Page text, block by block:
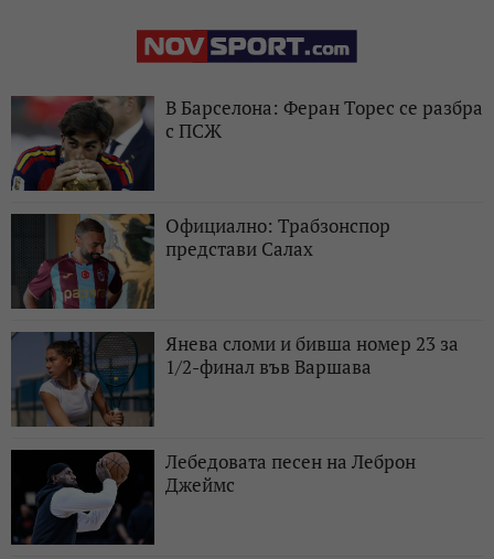
В Барселона: Феран Торес се разбра
с ПСЖ
Официално: Трабзонспор
представи Салах
Янева сломи и бивша номер 23 за
1/2-финал във Варшава
Лебедовата песен на Леброн
Джеймс